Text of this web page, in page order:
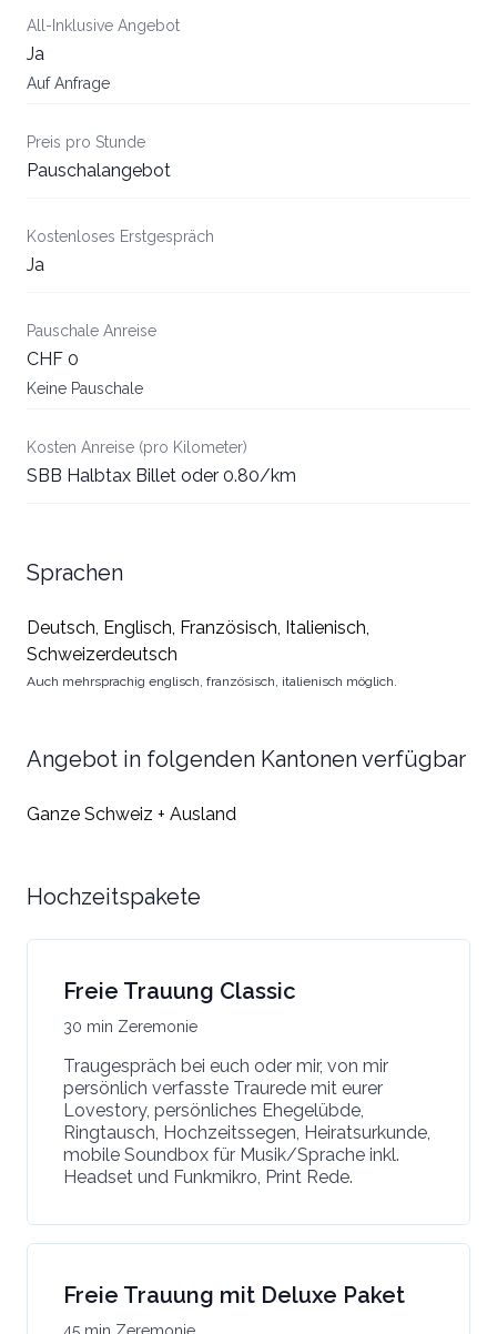
All-Inklusive Angebot
Ja
Auf Anfrage
Preis pro Stunde
Pauschalangebot
Kostenloses Erstgespräch
Ja
Pauschale Anreise
CHF 0
Keine Pauschale
Kosten Anreise (pro Kilometer)
SBB Halbtax Billet oder 0.80/km
Sprachen
Deutsch, Englisch, Französisch, Italienisch,
Schweizerdeutsch
Auch mehrsprachig englisch, französisch, italienisch möglich.
Angebot in folgenden Kantonen verfügbar
Ganze Schweiz + Ausland
Hochzeitspakete
Freie Trauung Classic
30 min Zeremonie
Traugespräch bei euch oder mir, von mir
persönlich verfasste Traurede mit eurer
Lovestory, persönliches Ehegelübde,
Ringtausch, Hochzeitssegen, Heiratsurkunde,
mobile Soundbox für Musik/Sprache inkl.
Headset und Funkmikro, Print Rede.
Freie Trauung mit Deluxe Paket